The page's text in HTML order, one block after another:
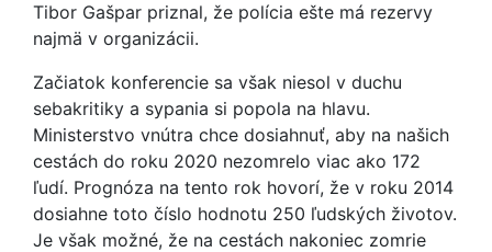
Tibor Gašpar priznal, že polícia ešte má rezervy
najmä v organizácii.
Začiatok konferencie sa však niesol v duchu
sebakritiky a sypania si popola na hlavu.
Ministerstvo vnútra chce dosiahnuť, aby na našich
cestách do roku 2020 nezomrelo viac ako 172
ľudí. Prognóza na tento rok hovorí, že v roku 2014
dosiahne toto číslo hodnotu 250 ľudských životov.
Je však možné, že na cestách nakoniec zomrie